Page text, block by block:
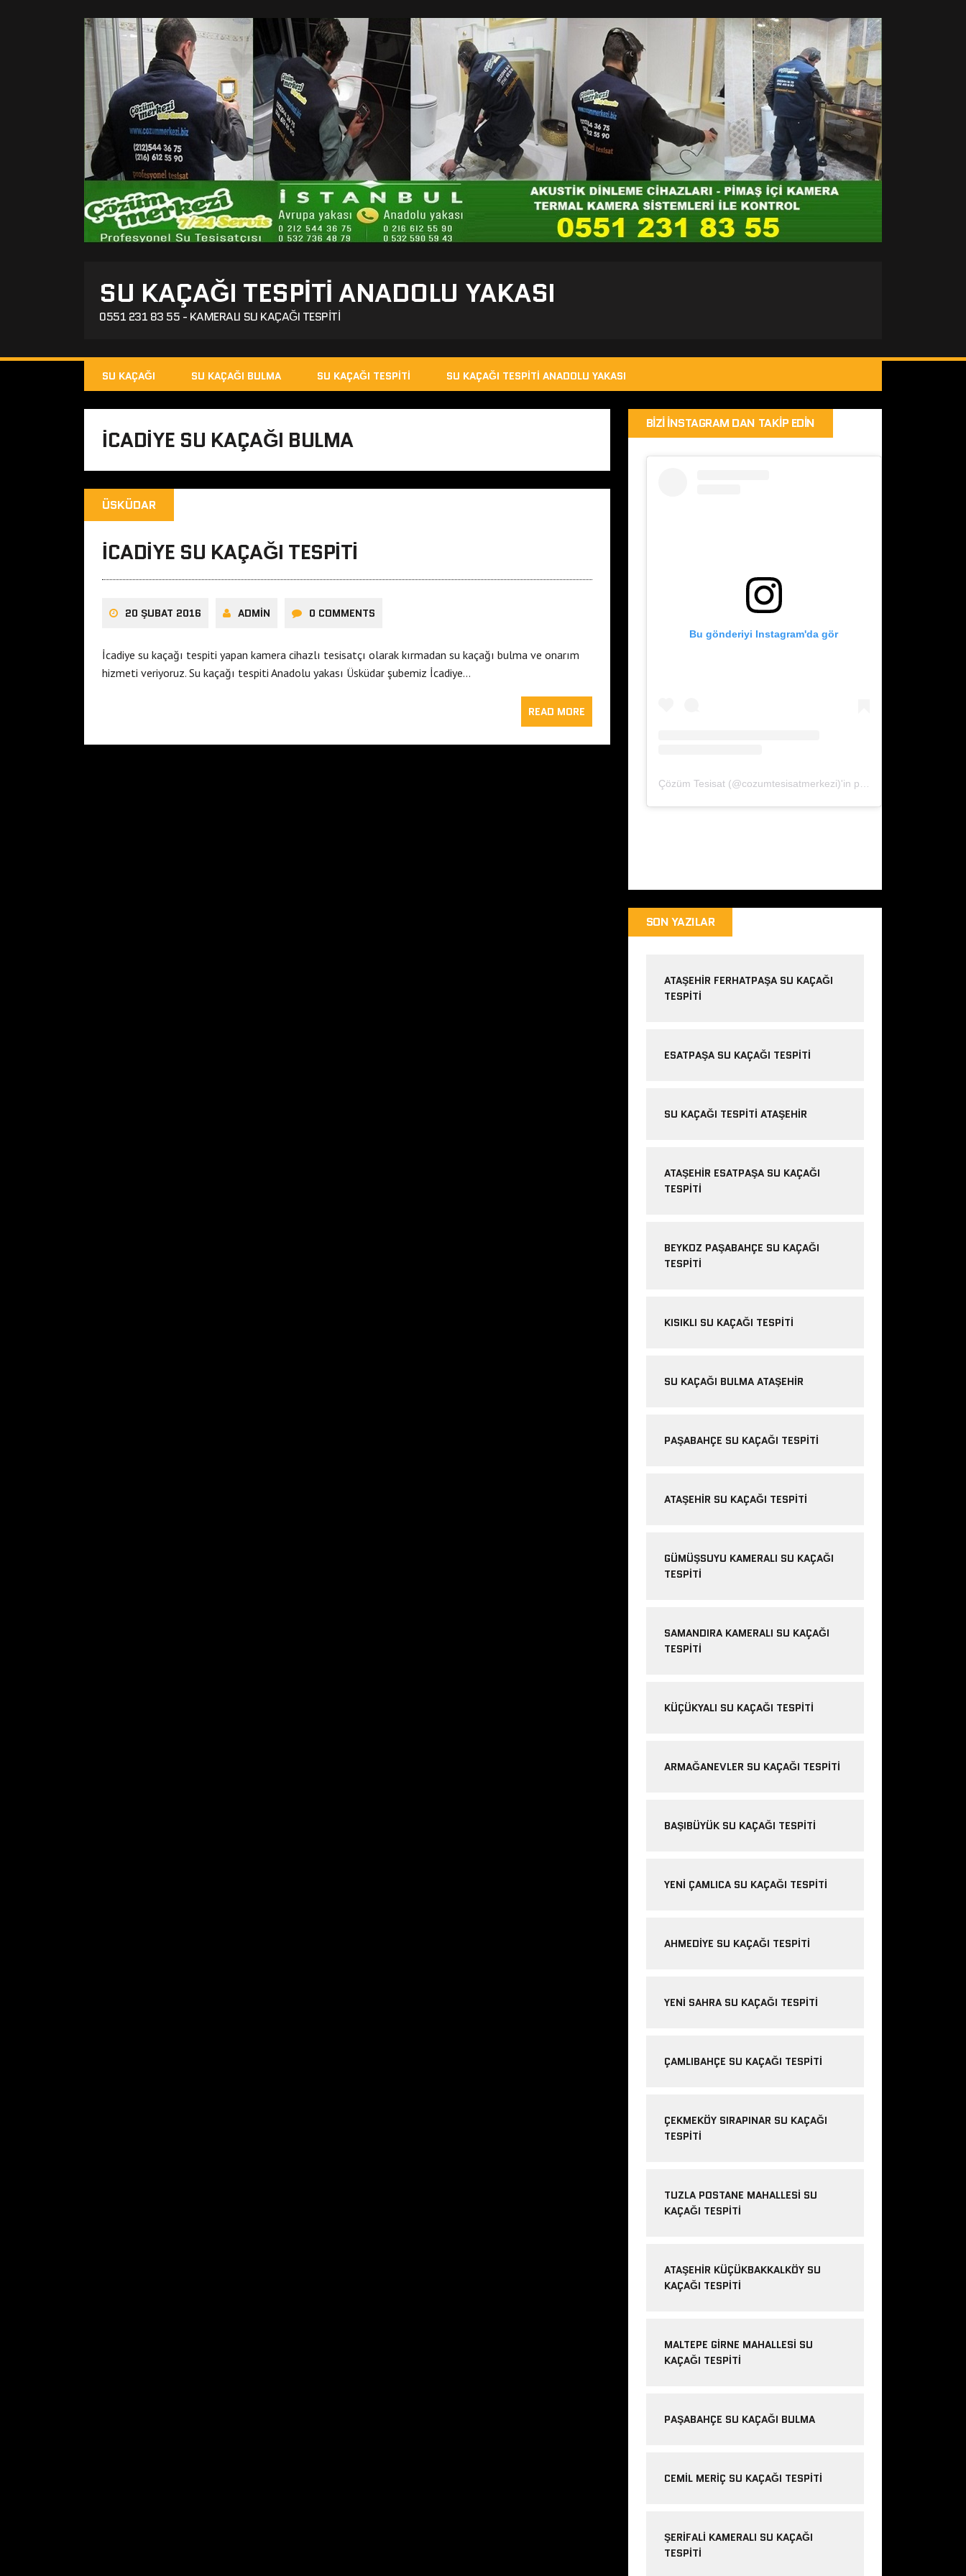
SU KAÇAĞI TESPITI ANADOLU YAKASI
0551 231 83 55 - KAMERALI SU KAÇAĞI TESPITI
SU KAÇAĞI SU KAÇAĞI BULMA SU KAÇAĞI TESPITI SU KAÇAĞI TESPITI ANADOLU YAKASI
ICADIYE SU KAÇAĞI BULMA
ÜSKÜDAR
İCADIYE SU KAÇAĞI TESPITI
20 ŞUBAT 2016 ADMIN 0 COMMENTS
İcadiye su kaçağı tespiti yapan kamera cihazlı tesisatçı olarak kırmadan su kaçağı bulma ve onarım
hizmeti veriyoruz. Su kaçağı tespiti Anadolu yakası Üsküdar şubemiz İcadiye…
READ MORE
BIZI İNSTAGRAM DAN TAKIP EDIN
Bu gönderiyi Instagram'da gör
SON YAZILAR
ATAŞEHIR FERHATPAŞA SU KAÇAĞI
TESPITI
ESATPAŞA SU KAÇAĞI TESPITI
SU KAÇAĞI TESPITI ATAŞEHIR
ATAŞEHIR ESATPAŞA SU KAÇAĞI
TESPITI
BEYKOZ PAŞABAHÇE SU KAÇAĞI
TESPITI
KISIKLI SU KAÇAĞI TESPITI
SU KAÇAĞI BULMA ATAŞEHIR
PAŞABAHÇE SU KAÇAĞI TESPITI
ATAŞEHIR SU KAÇAĞI TESPITI
GÜMÜŞSUYU KAMERALI SU KAÇAĞI
TESPITI
SAMANDIRA KAMERALI SU KAÇAĞI
TESPITI
KÜÇÜKYALI SU KAÇAĞI TESPITI
ARMAĞANEVLER SU KAÇAĞI TESPITI
BAŞIBÜYÜK SU KAÇAĞI TESPITI
YENI ÇAMLICA SU KAÇAĞI TESPITI
AHMEDIYE SU KAÇAĞI TESPITI
YENI SAHRA SU KAÇAĞI TESPITI
ÇAMLIBAHÇE SU KAÇAĞI TESPITI
ÇEKMEKÖY SIRAPINAR SU KAÇAĞI
TESPITI
TUZLA POSTANE MAHALLESI SU
KAÇAĞI TESPITI
ATAŞEHIR KÜÇÜKBAKKALKÖY SU
KAÇAĞI TESPITI
MALTEPE GIRNE MAHALLESI SU
KAÇAĞI TESPITI
PAŞABAHÇE SU KAÇAĞI BULMA
CEMIL MERIÇ SU KAÇAĞI TESPITI
ŞERIFALI KAMERALI SU KAÇAĞI
TESPITI